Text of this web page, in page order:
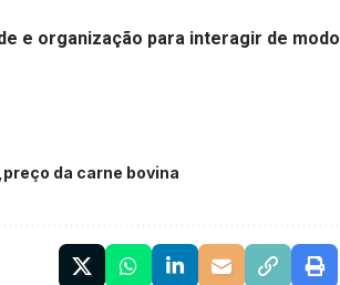
e organização para interagir de modo
preço da carne bovina